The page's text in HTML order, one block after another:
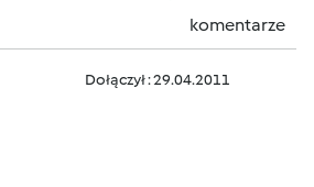
komentarze
Dołączył : 29.04.2011